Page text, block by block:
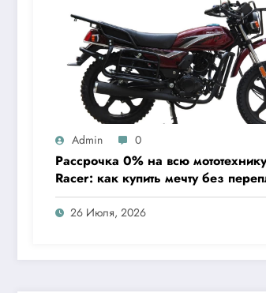
Admin 0
Рассрочка 0% на всю мототехнику
Racer: как купить мечту без
26 Июля, 2026